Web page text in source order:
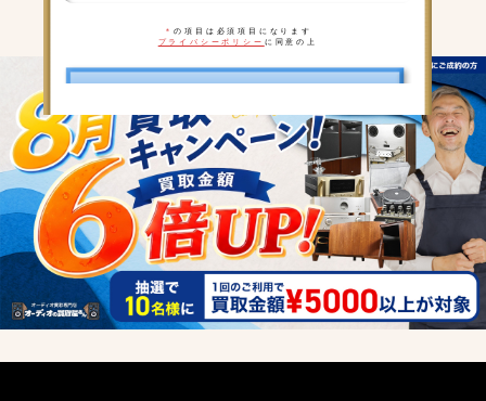
＊の項目は必須項目になります
プライバシーポリシー に同意の上